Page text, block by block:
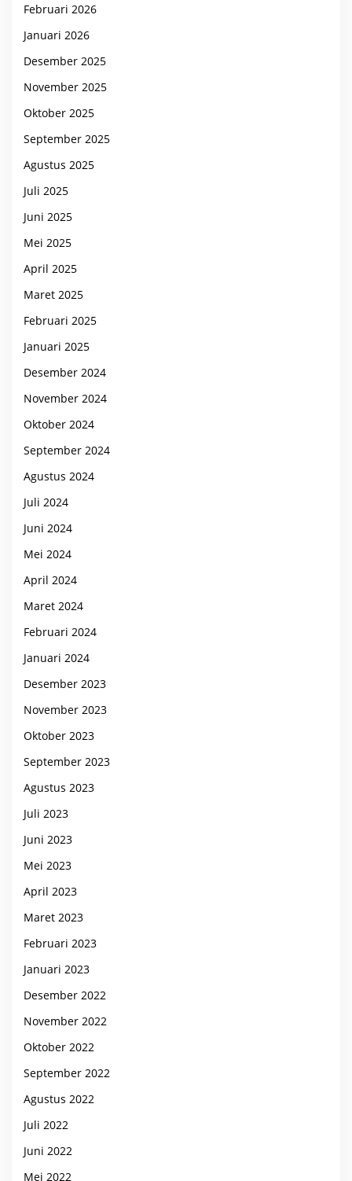
Februari 2026
Januari 2026
Desember 2025
November 2025
Oktober 2025
September 2025
Agustus 2025
Juli 2025
Juni 2025
Mei 2025
April 2025
Maret 2025
Februari 2025
Januari 2025
Desember 2024
November 2024
Oktober 2024
September 2024
Agustus 2024
Juli 2024
Juni 2024
Mei 2024
April 2024
Maret 2024
Februari 2024
Januari 2024
Desember 2023
November 2023
Oktober 2023
September 2023
Agustus 2023
Juli 2023
Juni 2023
Mei 2023
April 2023
Maret 2023
Februari 2023
Januari 2023
Desember 2022
November 2022
Oktober 2022
September 2022
Agustus 2022
Juli 2022
Juni 2022
Mei 2022